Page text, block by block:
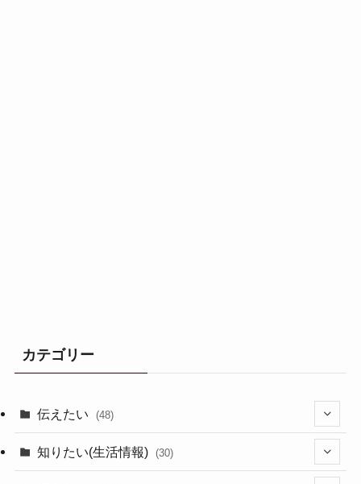
カテゴリー
伝えたい (48)
(44)
知りたい(生活情報) (30)